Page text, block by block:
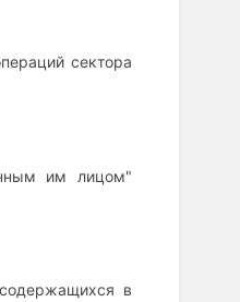
сектора
им лицом"
в